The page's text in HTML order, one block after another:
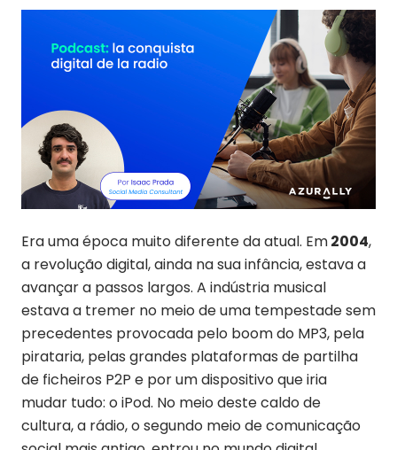
Era uma época muito diferente da atual. Em2004,
a revolução digital, ainda na sua infância, estava a
avançar a passos largos. A indústria musical
estava a tremer no meio de uma tempestade sem
precedentes provocada pelo boom do MP3, pela
pirataria, pelas grandes plataformas de partilha
de ficheiros P2P e por um dispositivo que iria
mudar tudo: o iPod. No meio deste caldo de
cultura, a rádio, o segundo meio de comunicação